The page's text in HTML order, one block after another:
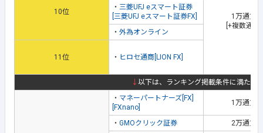
1万通貨
[+複数通貨
10位
・ 三菱UFJ eスマート証券
[三菱UFJ eスマート証券FX]
・ 外為オンライン
11位 ・ ヒロセ通商[LION FX]
↓ 以下は、ランキング掲載条件に満たな
・ マネーパートナーズ[FX]
[FXnano]
1万通貨
・ GMOクリック証券
2万通貨